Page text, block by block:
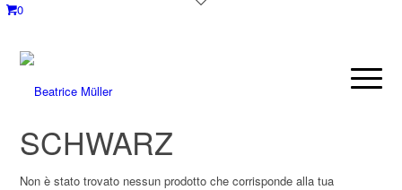
0
SCHWARZ
Non è stato trovato nessun prodotto che corrisponde alla tua